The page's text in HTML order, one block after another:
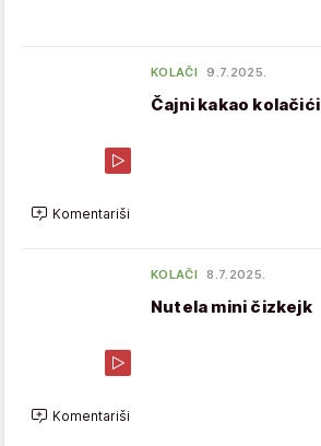
KOLAČI 9.7.2025.
Čajni kakao kolačići
Komentariši
KOLAČI 8.7.2025.
Nutela mini čizkejk
Komentariši